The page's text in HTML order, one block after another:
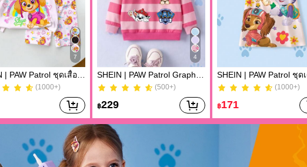
7
SHEIN | PAW Patrol ชุดเสื้อยืดแขนสั้นคอกลมลายตัวอักษรการ์ตูนและกางเกงขาสั้นสำหรับเด็กผู้หญิงวัยรุ่น ชุดลำลองประจำวัน
(1000+)
(1000+)
4
(500+)
฿229
(1000+)
(1000+)
฿171